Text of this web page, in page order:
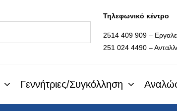
Τηλεφωνικό κέντρο
2514 409 909 –
251 024 4490 –
Γεννήτριες/Συγκόλληση